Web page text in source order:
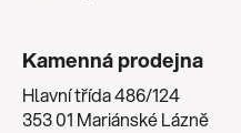
Kamenná prodejna
Hlavní třída 486/124
353 01 Mariánské Lázně